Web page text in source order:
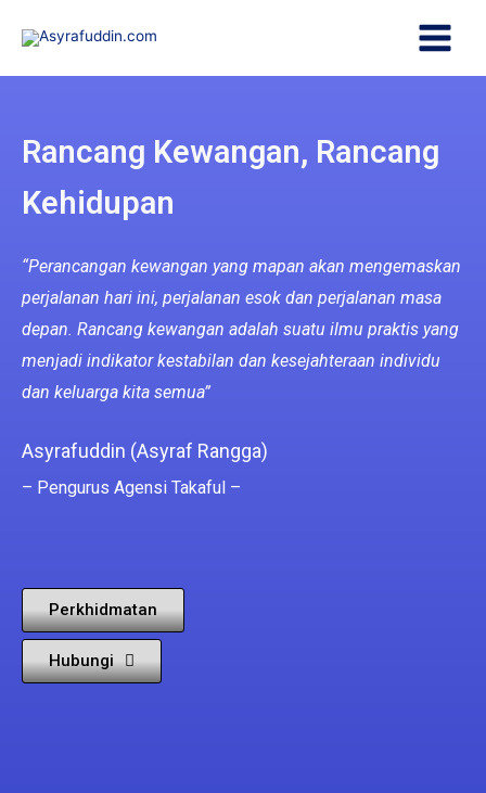
Rancang Kewangan, Rancang
Kehidupan
“Perancangan kewangan yang mapan akan mengemaskan
perjalanan hari ini, perjalanan esok dan perjalanan masa
depan. Rancang kewangan adalah suatu ilmu praktis yang
menjadi indikator kestabilan dan kesejahteraan individu
dan keluarga kita semua”
路体验充满悬念的在线赌场 Crash 游戏。它结合了简单规
则、即时结果和灵活决策，让每一局都更有紧张感和娱乐
debaran, chicken road https://chickenroadmalaysia.com/
menawarkan pengalaman crash game kasino online yang
Asyrafuddin (Asyraf Rangga)
– Pengurus Agensi Takaful –
Perkhidmatan
Hubungi